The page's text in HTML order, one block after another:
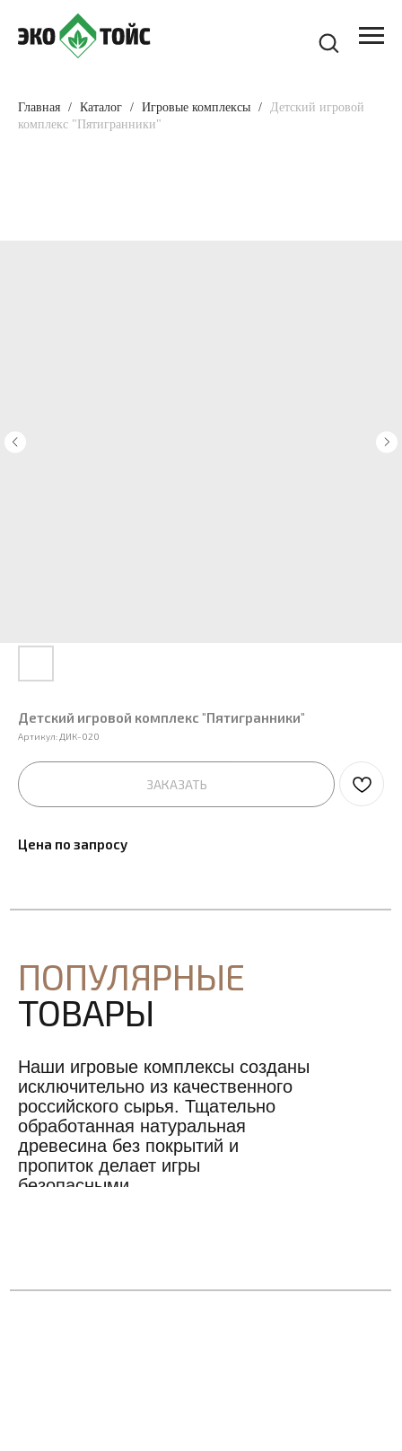
Главная Каталог Игровые комплексы
Детский игровой
комплекс "Пятигранники"
Детский игровой комплекс "Пятигранники"
Артикул: ДИК-020
ЗАКАЗАТЬ
Цена по запросу
Наши игровые комплексы созданы
исключительно из качественного
российского сырья. Тщательно
обработанная натуральная
древесина без покрытий и
пропиток делает игры
безопасными.
ПОПУЛЯРНЫЕ
ТОВАРЫ